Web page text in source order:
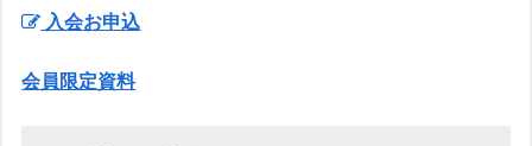
入会お申込
会員限定資料